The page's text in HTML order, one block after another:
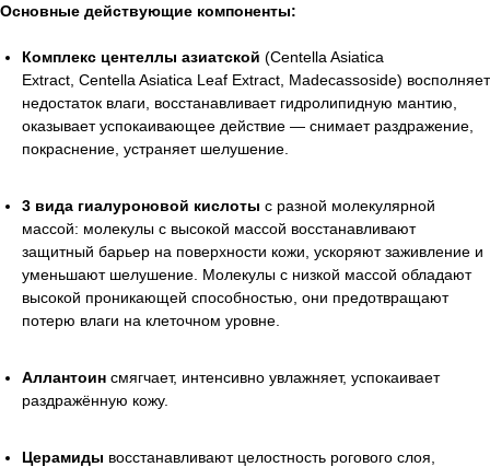
Основные действующие компоненты:
Комплекс центеллы азиатской (Centella Asiatica
Extract, Centella Asiatica Leaf Extract, Madecassoside) восполняет
недостаток влаги, восстанавливает гидролипидную мантию,
оказывает успокаивающее действие — снимает раздражение,
покраснение, устраняет шелушение.
3 вида гиалуроновой кислоты с разной молекулярной
массой: молекулы с высокой массой восстанавливают
защитный барьер на поверхности кожи, ускоряют заживление и
уменьшают шелушение. Молекулы с низкой массой обладают
высокой проникающей способностью, они предотвращают
потерю влаги на клеточном уровне.
Аллантоин смягчает, интенсивно увлажняет, успокаивает
раздражённую кожу.
Церамиды восстанавливают целостность рогового слоя,